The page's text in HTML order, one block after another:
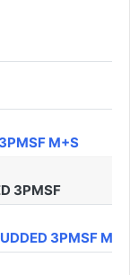
M+S
3PMSF
3PMSF M+S